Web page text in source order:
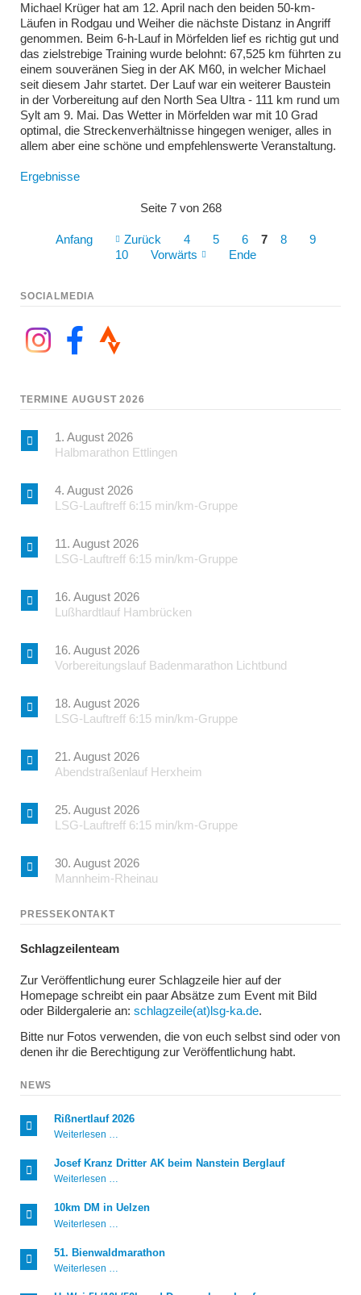
Michael Krüger hat am 12. April nach den beiden 50-km-
Läufen in Rodgau und Weiher die nächste Distanz in Angriff
genommen. Beim 6-h-Lauf in Mörfelden lief es richtig gut und
das zielstrebige Training wurde belohnt: 67,525 km führten zu
einem souveränen Sieg in der AK M60, in welcher Michael
seit diesem Jahr startet. Der Lauf war ein weiterer Baustein
in der Vorbereitung auf den North Sea Ultra - 111 km rund um
Sylt am 9. Mai. Das Wetter in Mörfelden war mit 10 Grad
optimal, die Streckenverhältnisse hingegen weniger, alles in
allem aber eine schöne und empfehlenswerte Veranstaltung.
Ergebnisse
Seite 7 von 268
Anfang Zurück 4 5 6 7 8
9
10
Vorwärts Ende
SOCIALMEDIA
TERMINE AUGUST 2026
1. August 2026
Halbmarathon Ettlingen
4. August 2026
LSG-Lauftreff 6:15 min/km-Gruppe
11. August 2026
LSG-Lauftreff 6:15 min/km-Gruppe
16. August 2026
Lußhardtlauf Hambrücken
16. August 2026
Vorbereitungslauf Badenmarathon Lichtbund
18. August 2026
LSG-Lauftreff 6:15 min/km-Gruppe
21. August 2026
Abendstraßenlauf Herxheim
25. August 2026
LSG-Lauftreff 6:15 min/km-Gruppe
30. August 2026
Mannheim-Rheinau
PRESSEKONTAKT
Schlagzeilenteam
Zur Veröffentlichung eurer Schlagzeile hier auf der
Homepage schreibt ein paar Absätze zum Event mit Bild
oder Bildergalerie an: schlagzeile(at)lsg-ka.de.
Bitte nur Fotos verwenden, die von euch selbst sind oder von
denen ihr die Berechtigung zur Veröffentlichung habt.
NEWS
Rißnertlauf 2026
Weiterlesen …
Josef Kranz Dritter AK beim Nanstein Berglauf
Weiterlesen …
Dritter
AK
beim
Berglauf
10km DM in Uelzen
Weiterlesen …
Uelzen
51. Bienwaldmarathon
Weiterlesen …